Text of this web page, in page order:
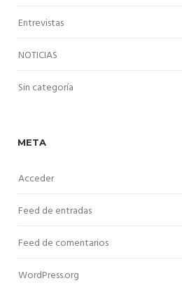
Entrevistas
NOTICIAS
Sin categoría
META
Acceder
Feed de entradas
Feed de comentarios
WordPress.org